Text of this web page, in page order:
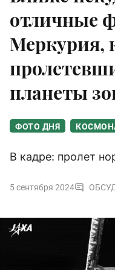
отличные
Меркурия,
планеты
ФОТО ДНЯ
В кадре: пролет
5 сентября 2024